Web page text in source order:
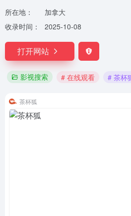
所在地：
加拿大
收录时间：
2025-10-08
打开网站
影视搜索 # 在线观看 # 茶杯
茶杯狐